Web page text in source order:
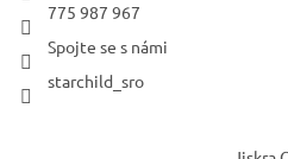
775 987 967
Spojte se s námi
starchild_sro